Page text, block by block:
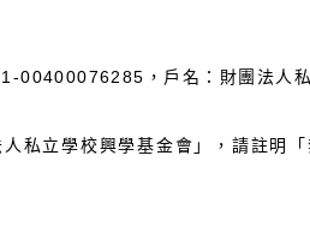
，戶名：財團法人私立
校興學基金會」，請註明「禁